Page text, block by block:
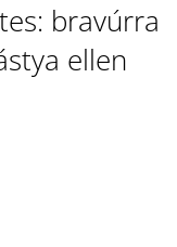
bravúrra
ellen